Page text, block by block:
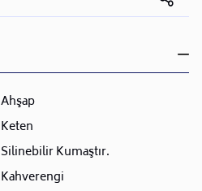
Ahşap
Keten
Silinebilir Kumaştır.
Kahverengi